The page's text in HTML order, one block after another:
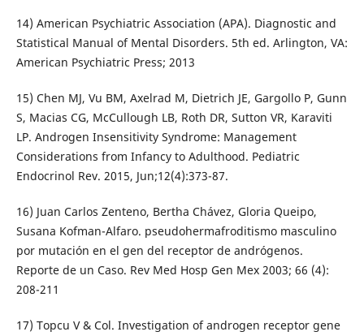
14) American Psychiatric Association (APA). Diagnostic and
Statistical Manual of Mental Disorders. 5th ed. Arlington, VA:
American Psychiatric Press; 2013
15) Chen MJ, Vu BM, Axelrad M, Dietrich JE, Gargollo P, Gunn
S, Macias CG, McCullough LB, Roth DR, Sutton VR, Karaviti
LP. Androgen Insensitivity Syndrome: Management
Considerations from Infancy to Adulthood. Pediatric
Endocrinol Rev. 2015, Jun;12(4):373-87.
16) Juan Carlos Zenteno, Bertha Chávez, Gloria Queipo,
Susana Kofman-Alfaro. pseudohermafroditismo masculino
por mutación en el gen del receptor de andrógenos.
Reporte de un Caso. Rev Med Hosp Gen Mex 2003; 66 (4):
208-211
17) Topcu V & Col. Investigation of androgen receptor gene